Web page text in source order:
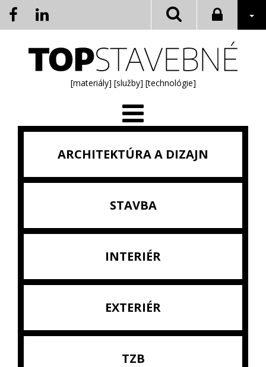
[materiály] [služby] [technológie]
ARCHITEKTÚRA A DIZAJN
STAVBA
INTERIÉR
EXTERIÉR
TZB